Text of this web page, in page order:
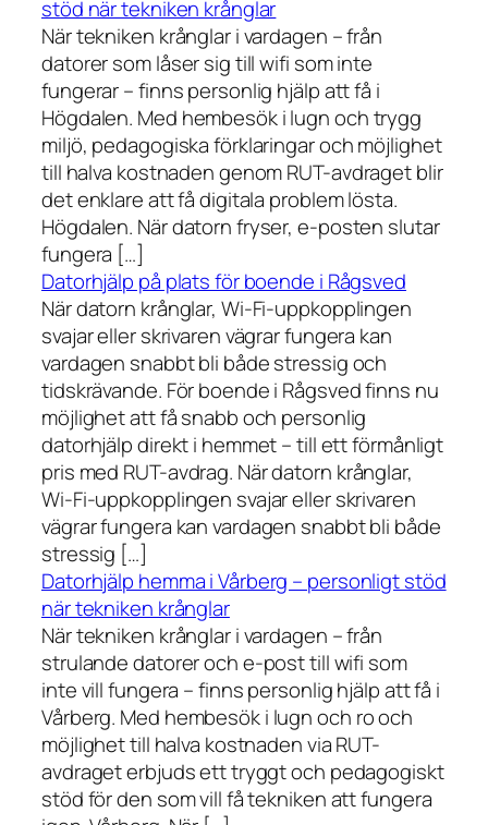
stöd när tekniken krånglar
När tekniken krånglar i vardagen – från
datorer som låser sig till wifi som inte
fungerar – finns personlig hjälp att få i
Högdalen. Med hembesök i lugn och trygg
miljö, pedagogiska förklaringar och möjlighet
till halva kostnaden genom RUT-avdraget blir
det enklare att få digitala problem lösta.
Högdalen. När datorn fryser, e-posten slutar
fungera […]
Datorhjälp på plats för boende i Rågsved
När datorn krånglar, Wi-Fi-uppkopplingen
svajar eller skrivaren vägrar fungera kan
vardagen snabbt bli både stressig och
tidskrävande. För boende i Rågsved finns nu
möjlighet att få snabb och personlig
datorhjälp direkt i hemmet – till ett förmånligt
pris med RUT-avdrag. När datorn krånglar,
Wi-Fi-uppkopplingen svajar eller skrivaren
vägrar fungera kan vardagen snabbt bli både
stressig […]
Datorhjälp hemma i Vårberg – personligt stöd
när tekniken krånglar
När tekniken krånglar i vardagen – från
strulande datorer och e-post till wifi som
inte vill fungera – finns personlig hjälp att få i
Vårberg. Med hembesök i lugn och ro och
möjlighet till halva kostnaden via RUT-
avdraget erbjuds ett tryggt och pedagogiskt
stöd för den som vill få tekniken att fungera